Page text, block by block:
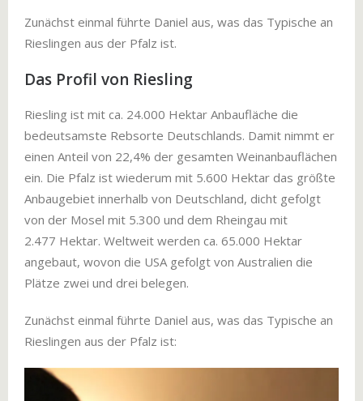
Zunächst einmal führte Daniel aus, was das Typische an
Rieslingen aus der Pfalz ist.
Das Profil von Riesling
Riesling ist mit ca. 24.000 Hektar Anbaufläche die
bedeutsamste Rebsorte Deutschlands. Damit nimmt er
einen Anteil von 22,4% der gesamten Weinanbauflächen
ein. Die Pfalz ist wiederum mit 5.600 Hektar das größte
Anbaugebiet innerhalb von Deutschland, dicht gefolgt
von der Mosel mit 5.300 und dem Rheingau mit
2.477 Hektar. Weltweit werden ca. 65.000 Hektar
angebaut, wovon die USA gefolgt von Australien die
Plätze zwei und drei belegen.
Zunächst einmal führte Daniel aus, was das Typische an
Rieslingen aus der Pfalz ist: